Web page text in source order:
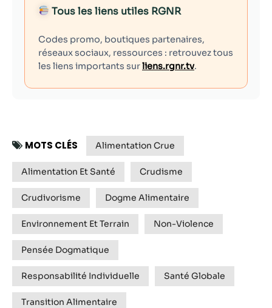
Tous les liens utiles RGNR
Codes promo, boutiques partenaires,
réseaux sociaux, ressources : retrouvez tous
les liens importants surliens.rgnr.tv.
MOTS CLÉS Alimentation Crue
Alimentation Et Santé Crudisme
Crudivorisme Dogme Alimentaire
Environnement Et Terrain Non-Violence
Pensée Dogmatique
Responsabilité Individuelle Santé Globale
Transition Alimentaire